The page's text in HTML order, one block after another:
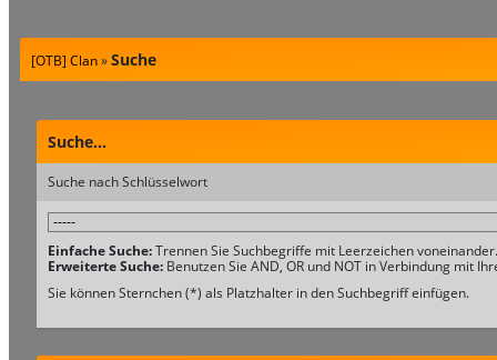
[OTB] Clan»Suche
Suche...
Suche nach Schlüsselwort
Einfache Suche:Trennen Sie Suchbegriffe mit Leerzeichen voneinander.
Erweiterte Suche: Benutzen Sie AND, OR und NOT in Verbindung mit
Sie können Sternchen (*) als Platzhalter in den Suchbegriff einfügen.